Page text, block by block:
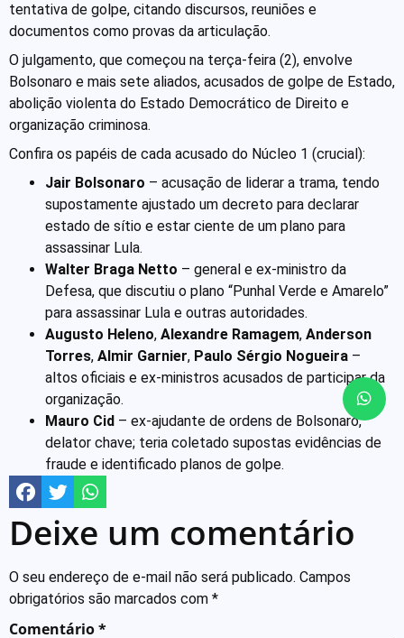
tentativa de golpe, citando discursos, reuniões e
documentos como provas da articulação.
O julgamento, que começou na terça-feira (2), envolve
Bolsonaro e mais sete aliados, acusados de golpe de Estado,
abolição violenta do Estado Democrático de Direito e
organização criminosa.
Confira os papéis de cada acusado do Núcleo 1 (crucial):
Jair Bolsonaro – acusação de liderar a trama, tendo
supostamente ajustado um decreto para declarar
estado de sítio e estar ciente de um plano para
assassinar Lula.
Walter Braga Netto – general e ex-ministro da
Defesa, que discutiu o plano “Punhal Verde e Amarelo”
para assassinar Lula e outras autoridades.
Augusto Heleno, Alexandre Ramagem, Anderson
Torres, Almir Garnier, Paulo Sérgio Nogueira –
altos oficiais e ex-ministros acusados de participar da
organização.
Mauro Cid – ex-ajudante de ordens de Bolsonaro,
delator chave; teria coletado supostas evidências de
fraude e identificado planos de golpe.
Deixe um comentário
O seu endereço de e-mail não será publicado. Campos
obrigatórios são marcados com *
Comentário*